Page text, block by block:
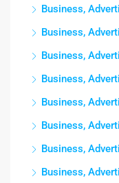
Business,
Business,
Business,
Business,
Business,
Business,
Business,
Business,